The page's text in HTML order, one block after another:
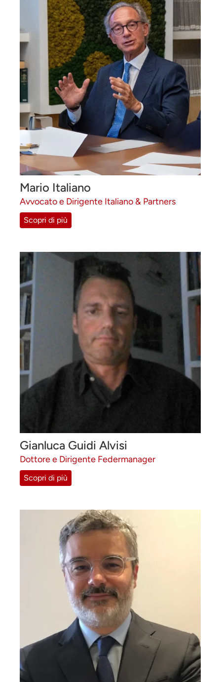
Mario Italiano
Avvocato e Dirigente Italiano & Partners
Scopri di più
Gianluca Guidi Alvisi
Dottore e Dirigente Federmanager
Scopri di più